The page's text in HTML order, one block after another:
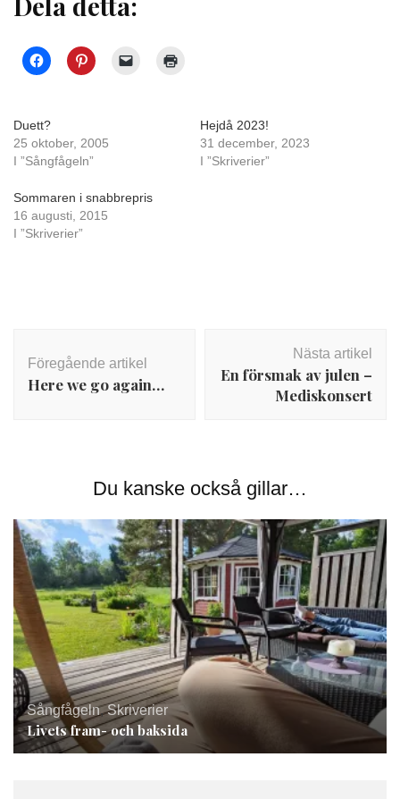
Duett?
25 oktober, 2005
I ”Sångfågeln”
Hejdå 2023!
31 december, 2023
I ”Skriverier”
Sommaren i snabbrepris
16 augusti, 2015
I ”Skriverier”
Föregående artikel
Here we go again…
Nästa artikel
En försmak av julen –
Mediskonsert
Du kanske också gillar…
Sångfågeln,Skriverier
Livets fram- och baksida